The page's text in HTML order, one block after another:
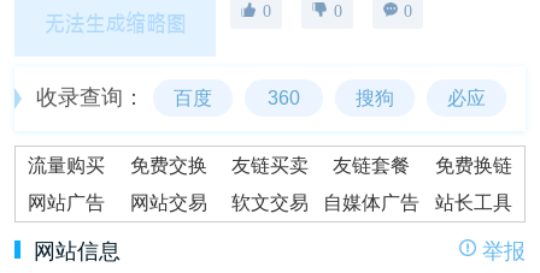
0 0 0
收录查询： 百度 360 搜狗 必应
流量购买 免费交换 友链买卖 友链套餐
免费换链
网站广告
网站交易 软文交易 自媒体广告 站长工具
网站信息 举报